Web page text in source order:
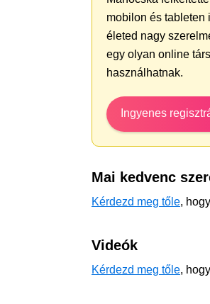
mobilon és tableten
életed nagy
egy olyan online
használhatnak.
Ingyenes
Mai kedvenc
Kérdezd meg tőle,
Videók
Kérdezd meg tőle,